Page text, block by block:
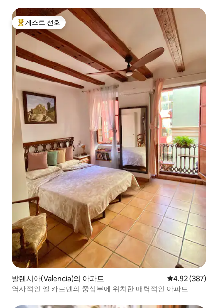
상위 게스트 선호
게스트 선호
발렌시아(Valencia)의 아파트 평점 4.92점(5
4.92 (387)
역사적인 엘 카르멘의 중심부에 위치한 매력적인 아파트